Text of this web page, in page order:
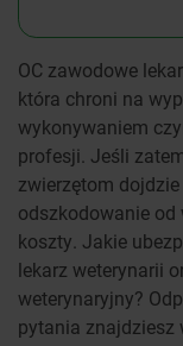
OC zawodowe
która chroni na
wykonywaniem
profesji. Jeśli
zwierzętom
odszkodowanie od
koszty. Jakie
lekarz weterynarii
weterynaryjny?
pytania znajdziesz